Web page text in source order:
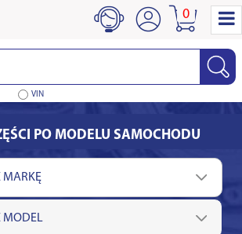
VIN
0
PO MODELU SAMOCHODU